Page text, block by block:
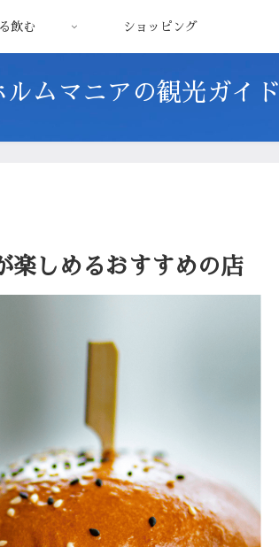
ルムマニアの観光ガイド
飲む ショッピング
楽しめるおすすめの店